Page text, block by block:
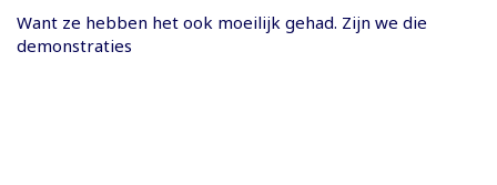
Want ze hebben het ook moeilijk gehad. Zijn we die
demonstraties